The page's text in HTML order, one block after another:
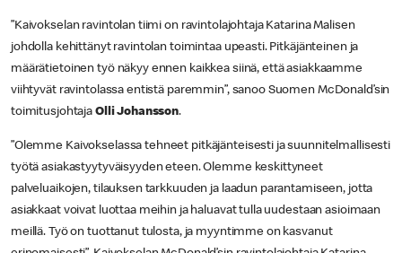
”Kaivokselan ravintolan tiimi on ravintolajohtaja Katarina Malisen
johdolla kehittänyt ravintolan toimintaa upeasti. Pitkäjänteinen ja
määrätietoinen työ näkyy ennen kaikkea siinä, että asiakkaamme
viihtyvät ravintolassa entistä paremmin”, sanoo Suomen McDonald’sin
toimitusjohtaja Olli Johansson.
”Olemme Kaivokselassa tehneet pitkäjänteisesti ja suunnitelmallisesti
työtä asiakastyytyväisyyden eteen. Olemme keskittyneet
palveluaikojen, tilauksen tarkkuuden ja laadun parantamiseen, jotta
asiakkaat voivat luottaa meihin ja haluavat tulla uudestaan asioimaan
meillä. Työ on tuottanut tulosta, ja myyntimme on kasvanut